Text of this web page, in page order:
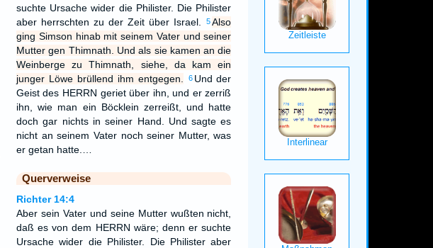
suchte Ursache wider die Philister. Die Philister
aber herrschten zu der Zeit über Israel.
5 Also
ging Simson hinab mit seinem Vater und seiner
Mutter gen Thimnath. Und als sie kamen an die
Weinberge zu Thimnath, siehe, da kam ein
junger Löwe brüllend ihm entgegen.
6 Und der
Geist des HERRN geriet über ihn, und er zerriß
ihn, wie man ein Böcklein zerreißt, und hatte
doch gar nichts in seiner Hand. Und sagte es
nicht an seinem Vater noch seiner Mutter, was
er getan hatte.…
Querverweise
Richter 14:4
Aber sein Vater und seine Mutter wußten nicht,
daß es von dem HERRN wäre; denn er suchte
Ursache wider die Philister. Die Philister aber